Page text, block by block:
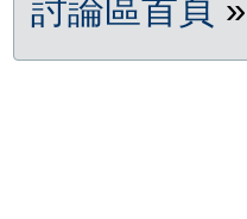
討論區首頁 »